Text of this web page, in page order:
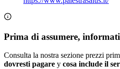
Prima di assumere,
Consulta la nostra sezione prezzi
dovresti pagare y cosa include il